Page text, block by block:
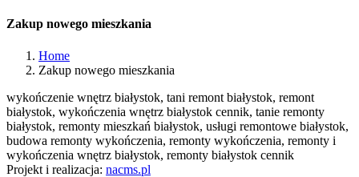
Zakup nowego mieszkania
Home
Zakup nowego mieszkania
wykończenie wnętrz białystok, tani remont białystok, remont
białystok, wykończenia wnętrz białystok cennik, tanie remonty
białystok, remonty mieszkań białystok, usługi remontowe białystok,
budowa remonty wykończenia, remonty wykończenia, remonty i
wykończenia wnętrz białystok, remonty białystok cennik
Projekt i realizacja: nacms.pl